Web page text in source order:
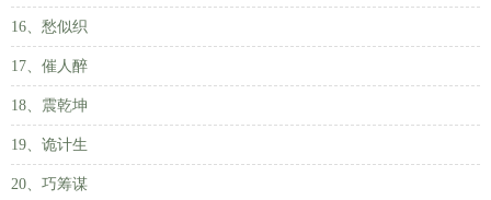
16、愁似织
17、催人醉
18、震乾坤
19、诡计生
20、巧筹谋